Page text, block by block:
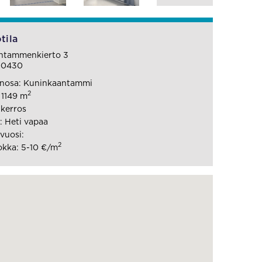
3
Kuninkaantammi
m2
Heti vapaa
5-10 €/m2